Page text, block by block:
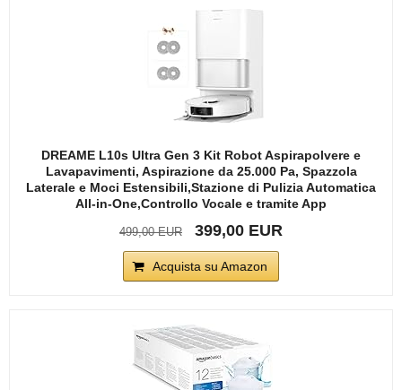
DREAME L10s Ultra Gen 3 Kit Robot Aspirapolvere e
Lavapavimenti, Aspirazione da 25.000 Pa, Spazzola
Laterale e Moci Estensibili,Stazione di Pulizia Automatica
All-in-One,Controllo Vocale e tramite App
499,00 EUR 399,00 EUR
Acquista su Amazon